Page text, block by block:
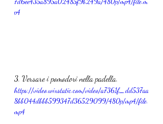
p4
3. Versare i pomodori nella padella.
https://video.wixstatic.com/video/a7361f_dd537aa
8bb044dbbb599347d36529099/480p/mp4/file.
mp4